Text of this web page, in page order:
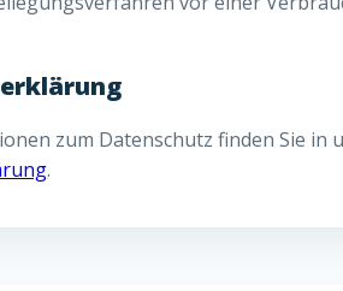
zum Datenschutz finden Sie in
.